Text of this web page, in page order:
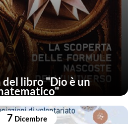
libro "Dio è un
7 Dicembre